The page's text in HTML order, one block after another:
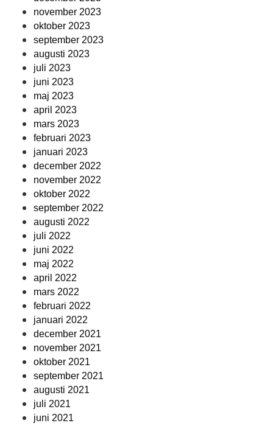
november 2023
oktober 2023
september 2023
augusti 2023
juli 2023
juni 2023
maj 2023
april 2023
mars 2023
februari 2023
januari 2023
december 2022
november 2022
oktober 2022
september 2022
augusti 2022
juli 2022
juni 2022
maj 2022
april 2022
mars 2022
februari 2022
januari 2022
december 2021
november 2021
oktober 2021
september 2021
augusti 2021
juli 2021
juni 2021